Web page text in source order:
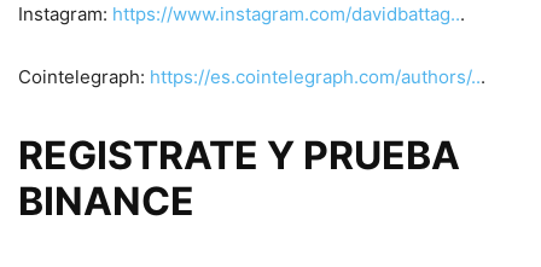
Instagram: https://www.instagram.com/davidbattag...
Cointelegraph: https://es.cointelegraph.com/authors/...
REGISTRATE Y PRUEBA
BINANCE